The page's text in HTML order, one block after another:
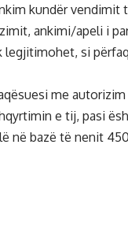
kundër vendimit
ankimi/apeli i
legjitimohet, si
me autorizim
e tij, pasi
në bazë të nenit